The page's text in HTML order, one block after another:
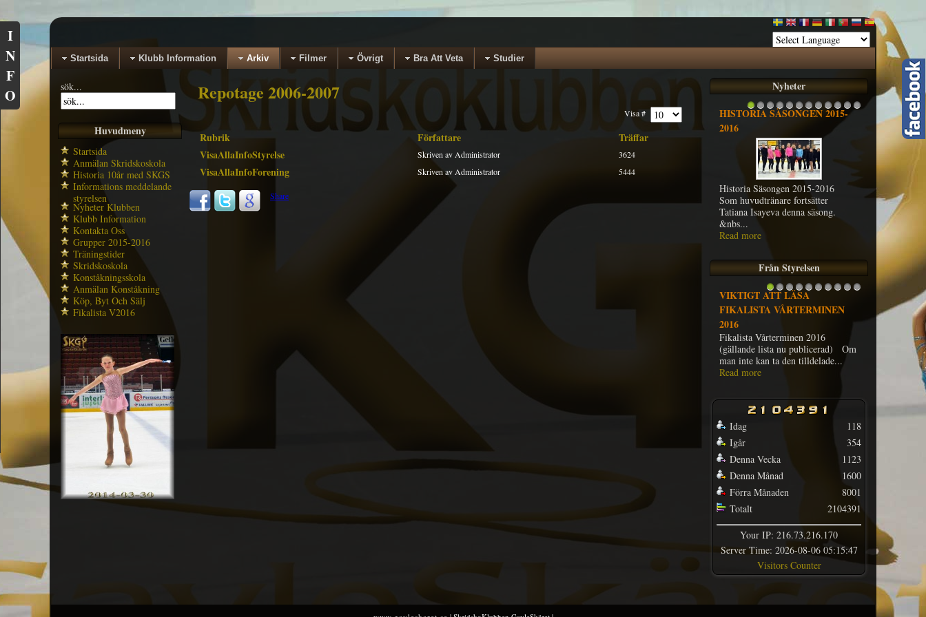
Startsida Klubb Information Arkiv Filmer Övrigt Bra Att Veta Studier
sök...
Huvudmeny
Startsida
Anmälan Skridskoskola
Historia 10år med SKGS
Informations meddelande
styrelsen
Nyheter Klubben
Klubb Information
Kontakta Oss
Grupper 2015-2016
Träningstider
Skridskoskola
Konståkningsskola
Anmälan Konståkning
Köp, Byt Och Sälj
Fikalista V2016
Repotage 2006-2007
Visa #
Rubrik Författare
Träffar
VisaAllaInfoStyrelse
Skriven av Administrator 3624
VisaAllaInfoForening Skriven av Administrator 5444
Share
Nyheter
1 2 3 4 5 6 7 8 9 1011
HISTORIA SÄSONGEN 2015-
2016
Historia Säsongen 2015-2016
Som huvudtränare fortsätter
Tatiana Isayeva denna säsong.
&nbs...
Read more
Från Styrelsen
1 2 3 4 5
VIKTIGT ATT LÄSA
FIKALISTA VÅRTERMINEN
2016
Fikalista Vårterminen 2016
(gällande lista nu publicerad) Om
man inte kan ta den tilldelade...
Read more
Idag
Igår
Denna Vecka
Denna Månad
Förra Månaden
Totalt
118
354
1123
1600
8001
2104391
Your IP: 216.73.216.170
Server Time: 2026-08-06 05:15:47
Visitors Counter
I
N
F
O